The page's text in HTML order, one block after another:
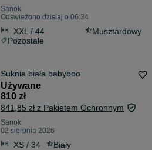
Sanok
Odświeżono dzisiaj o 06:34
XXL / 44
Musztardowy
Pozostałe
Suknia biała babyboo
Używane
810 zł
841,85 zł z Pakietem Ochronnym
Sanok
02 sierpnia 2026
XS / 34 Biały